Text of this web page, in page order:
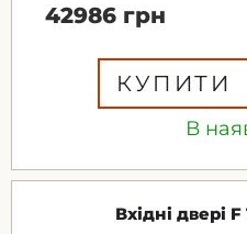
В
42986 грн
КУПИТИ
Вхідні двері